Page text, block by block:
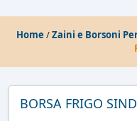
Home /Zaini e Borsoni
BORSA FRIGO